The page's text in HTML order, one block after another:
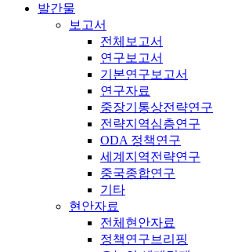
발간물
보고서
전체보고서
연구보고서
기본연구보고서
연구자료
중장기통상전략연구
전략지역심층연구
ODA 정책연구
세계지역전략연구
중국종합연구
기타
현안자료
전체현안자료
정책연구브리핑